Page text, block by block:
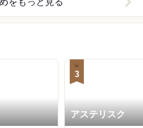
3
アステリスク